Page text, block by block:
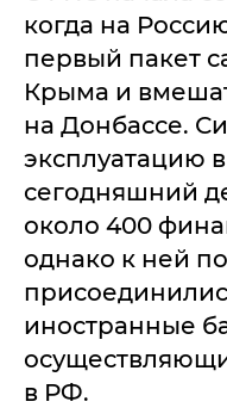
когда на
первый пакет
Крыма и
на Донбассе.
эксплуатацию в
сегодняшний
около 400
однако к ней
иностранные
в РФ.